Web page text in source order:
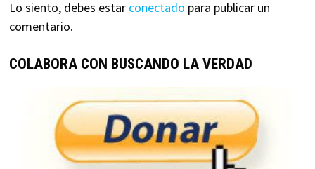
Lo siento, debes estar conectado para publicar un
comentario.
COLABORA CON BUSCANDO LA VERDAD